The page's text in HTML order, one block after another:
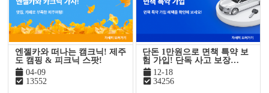
엔젤카와 떠나는 캠크닉! 제주
도 캠핑 & 피크닉 스팟!
04-09
13552
단돈 1만원으로 면책 특약 보
험 가입! 단독 사고 보장…
12-18
34256